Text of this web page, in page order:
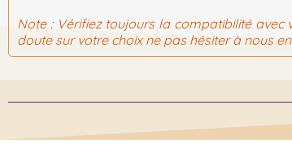
Note :Vérifiez toujours la compatibilité avec
doute sur votre choix ne pas hésiter à nous